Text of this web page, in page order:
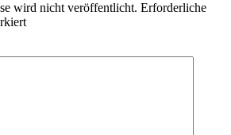
wird nicht veröffentlicht. Erforderliche